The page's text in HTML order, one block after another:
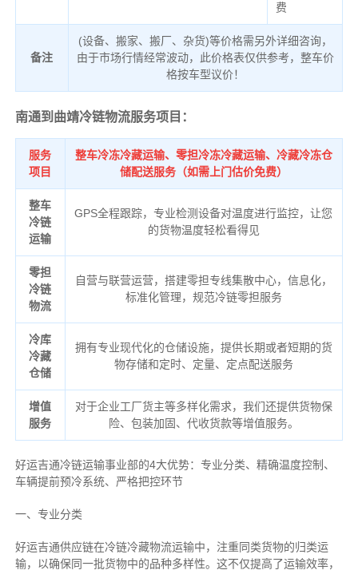
费
备注
(设备、搬家、搬厂、杂货)等价格需另外详细咨询，
由于市场行情经常波动，此价格表仅供参考，整车价
格按车型议价！
南通到曲靖冷链物流服务项目：
服务
项目
整车冷冻冷藏运输、零担冷冻冷藏运输、冷藏冷冻仓
储配送服务（如需上门估价免费）
整车
冷链
运输
GPS全程跟踪，专业检测设备对温度进行监控，让您
的货物温度轻松看得见
零担
冷链
物流
自营与联营运营，搭建零担专线集散中心，信息化，
标准化管理，规范冷链零担服务
冷库
冷藏
仓储
拥有专业现代化的仓储设施，提供长期或者短期的货
物存储和定时、定量、定点配送服务
增值
服务
对于企业工厂货主等多样化需求，我们还提供货物保
险、包装加固、代收货款等增值服务。
好运吉通冷链运输事业部的4大优势： 专业分类、 精确温度控制、
车辆提前预冷系统、 严格把控环节
一、专业分类
好运吉通供应链在冷链冷藏物流运输中，注重同类货物的归类运
输，以确保同一批货物中的品种多样性。这不仅提高了运输效率，